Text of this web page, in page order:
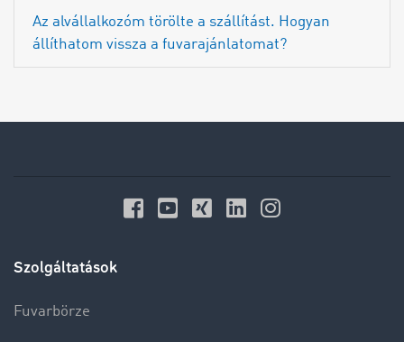
Az alvállalkozóm törölte a szállítást. Hogyan
állíthatom vissza a fuvarajánlatomat?
Szolgáltatások
Fuvarbörze